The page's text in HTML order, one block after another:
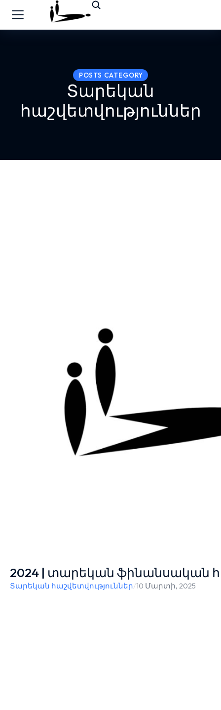
POSTS CATEGORY
Տարեկան
հաշվետվություններ
2024 | տարեկան ֆինանսական
Տարեկան հաշվետվություններ/10 Մարտի, 2025